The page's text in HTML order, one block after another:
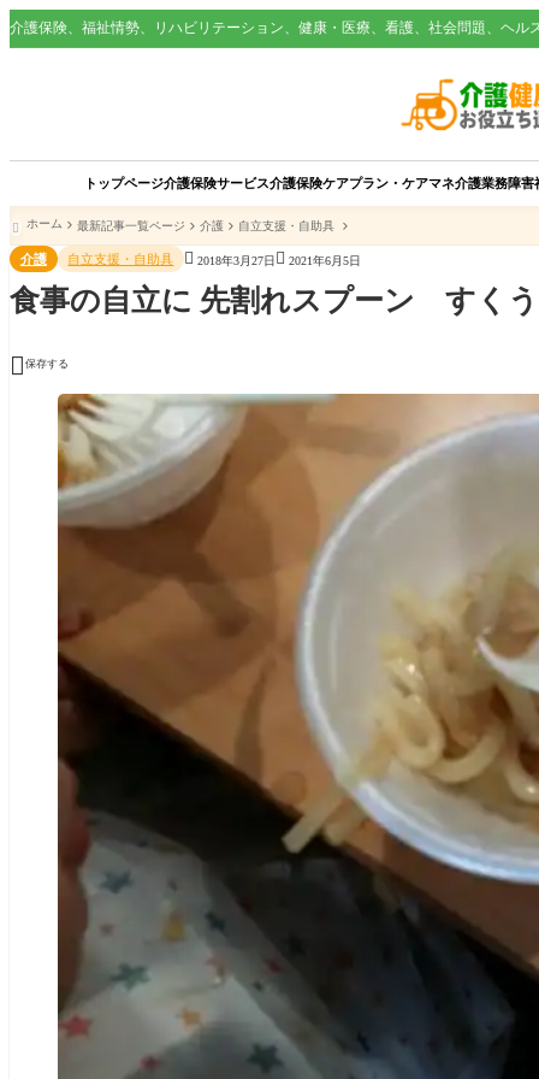
介護保険、福祉情勢、リハビリテーション、健康・医療、看護、社会問題、ヘ
トップページ介護保険サービス介護保険ケアプラン・ケアマネ介護業務障害
 ホーム 最新記事一覧ページ 介護 自立支援・自助具
介護 自立支援・自助具  2018年3月27日  2021年6月5日
食事の自立に 先割れスプーン すく
 保存する